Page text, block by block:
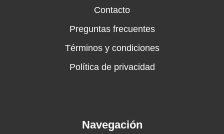
Contacto
Preguntas frecuentes
Términos y condiciones
Política de privacidad
Navegación